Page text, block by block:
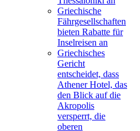
Griechische
Fährgesellschaften
bieten Rabatte für
Inselreisen an
Griechisches
Gericht
entscheidet, dass
Athener Hotel, das
den Blick auf die
Akropolis
versperrt, die
oberen